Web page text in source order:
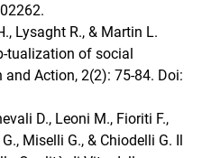
Lysaght R., & Martin L.
tualization of social
Action, 2(2): 75-84. Doi:
D., Leoni M., Fioriti F.,
Miselli G., & Chiodelli G. Il